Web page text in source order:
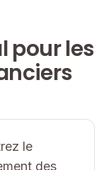
pour les
le
des